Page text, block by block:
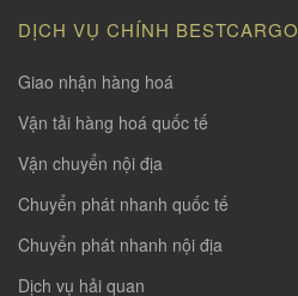
DỊCH VỤ CHÍNH BESTCARGO
Giao nhận hàng hoá
Vận tải hàng hoá quốc tế
Vận chuyển nội địa
Chuyển phát nhanh quốc tế
Chuyển phát nhanh nội địa
Dịch vụ hải quan